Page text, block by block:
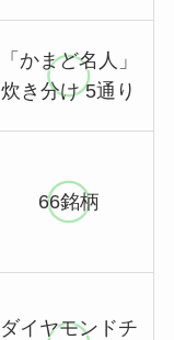
「かまど名人」
炊き分け 5通り
66銘柄
ダイヤモンドチ